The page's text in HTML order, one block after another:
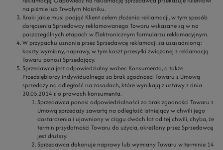
na piśmie lub Trwałym Nośniku.
Kroki jakie musi podjąć Klient celem złożenia reklamacji, w tym sposób
doręczenia Sprzedawcy reklamowanego Towaru wskazane są w na
poszczególnych etapach w Elektronicznym formularzu reklamacyjnym.
W przypadku uznania przez Sprzedawcę reklamacji za uzasadnioną:
koszty wymiany, naprawy, w tym koszt przesyłki związanej z reklamacją
Towaru ponosi Sprzedający.
Sprzedawca jest odpowiedzialny wobec Konsumenta, a także
Przedsiębiorcy indywidualnego za brak zgodności Towaru z Umową
sprzedaży na odległość na zasadach, które wynikają z ustawy z dnia
30.05.2014 r. o prawach konsumenta.
Sprzedawca ponosi odpowiedzialności za brak zgodności Towaru z
Umową sprzedaży zawartą na odległość istniejący w chwili jego
dostarczenia i ujawniony w ciągu dwóch lat od tej chwili, chyba, że
termin przydatności Towaru do użycia, określony przez Sprzedawcę
jest dłuższy.
Sprzedawca dokonuje naprawy lub wymiany Towaru w terminie 14